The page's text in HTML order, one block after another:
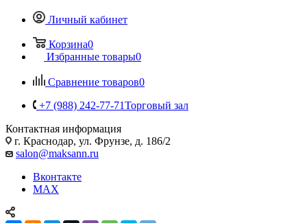
Личный кабинет
Корзина0
Избранные товары0
Сравнение товаров0
+7 (988) 242-77-71Торговый зал
Контактная информация
г. Краснодар, ул. Фрунзе, д. 186/2
salon@maksann.ru
Вконтакте
MAX